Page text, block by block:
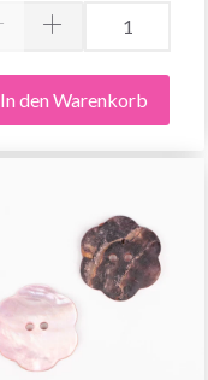
In den Warenkorb